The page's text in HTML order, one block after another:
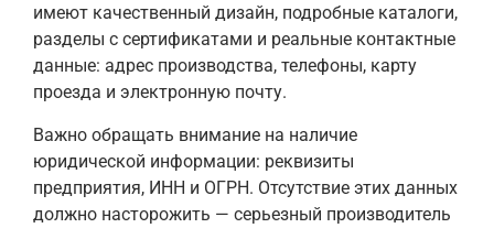
имеют качественный дизайн, подробные каталоги,
разделы с сертификатами и реальные контактные
данные: адрес производства, телефоны, карту
проезда и электронную почту.
Важно обращать внимание на наличие
юридической информации: реквизиты
предприятия, ИНН и ОГРН. Отсутствие этих данных
должно насторожить — серьезный производитель